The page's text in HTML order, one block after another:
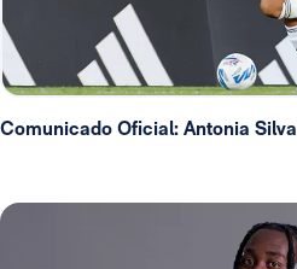
Comunicado Oficial: Antonia Silva